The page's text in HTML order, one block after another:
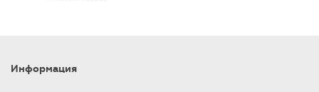
Информация